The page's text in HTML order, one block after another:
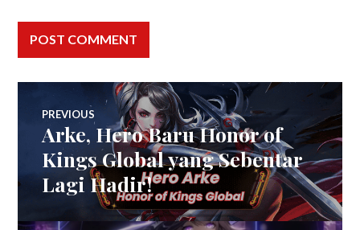
Post
navigation
PREVIOUS
Previous
post:
Arke, Hero Baru Honor of
Kings Global yang Sebentar
Lagi Hadir!